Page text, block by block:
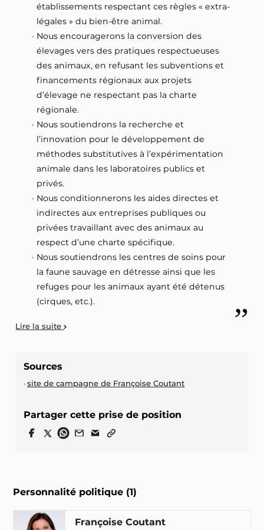
Personnalité politique (1)
Françoise Coutant
établissements respectant ces règles « extra-
légales » du bien-être animal.
Nous encouragerons la conversion des
élevages vers des pratiques respectueuses
des animaux, en refusant les subventions et
financements régionaux aux projets
d’élevage ne respectant pas la charte
régionale.
Nous soutiendrons la recherche et
l’innovation pour le développement de
méthodes substitutives à l’expérimentation
animale dans les laboratoires publics et
privés.
Nous conditionnerons les aides directes et
indirectes aux entreprises publiques ou
privées travaillant avec des animaux au
respect d’une charte spécifique.
Nous soutiendrons les centres de soins pour
la faune sauvage en détresse ainsi que les
refuges pour les animaux ayant été détenus
(cirques, etc.).
Lire la suite
Sources
site de campagne de Françoise Coutant
Partager cette prise de position